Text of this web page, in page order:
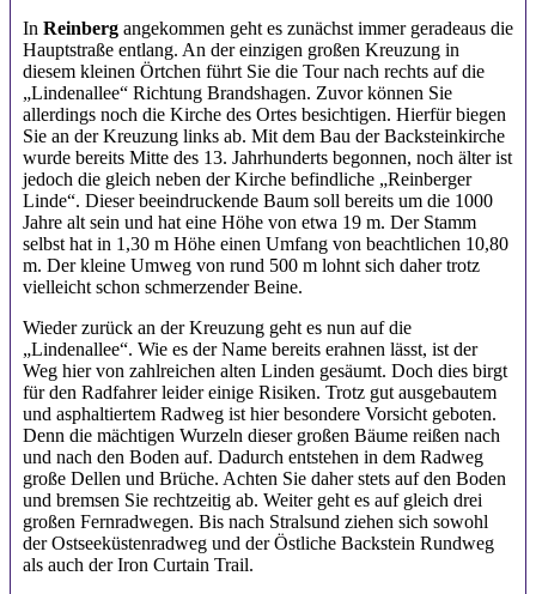
In Reinberg angekommen geht es zunächst immer geradeaus die
Hauptstraße entlang. An der einzigen großen Kreuzung in
diesem kleinen Örtchen führt Sie die Tour nach rechts auf die
„Lindenallee“ Richtung Brandshagen. Zuvor können Sie
allerdings noch die Kirche des Ortes besichtigen. Hierfür biegen
Sie an der Kreuzung links ab. Mit dem Bau der Backsteinkirche
wurde bereits Mitte des 13. Jahrhunderts begonnen, noch älter ist
jedoch die gleich neben der Kirche befindliche „Reinberger
Linde“. Dieser beeindruckende Baum soll bereits um die 1000
Jahre alt sein und hat eine Höhe von etwa 19 m. Der Stamm
selbst hat in 1,30 m Höhe einen Umfang von beachtlichen 10,80
m. Der kleine Umweg von rund 500 m lohnt sich daher trotz
vielleicht schon schmerzender Beine.
Wieder zurück an der Kreuzung geht es nun auf die
„Lindenallee“. Wie es der Name bereits erahnen lässt, ist der
Weg hier von zahlreichen alten Linden gesäumt. Doch dies birgt
für den Radfahrer leider einige Risiken. Trotz gut ausgebautem
und asphaltiertem Radweg ist hier besondere Vorsicht geboten.
Denn die mächtigen Wurzeln dieser großen Bäume reißen nach
und nach den Boden auf. Dadurch entstehen in dem Radweg
große Dellen und Brüche. Achten Sie daher stets auf den Boden
und bremsen Sie rechtzeitig ab. Weiter geht es auf gleich drei
großen Fernradwegen. Bis nach Stralsund ziehen sich sowohl
der Ostseeküstenradweg und der Östliche Backstein Rundweg
als auch der Iron Curtain Trail.